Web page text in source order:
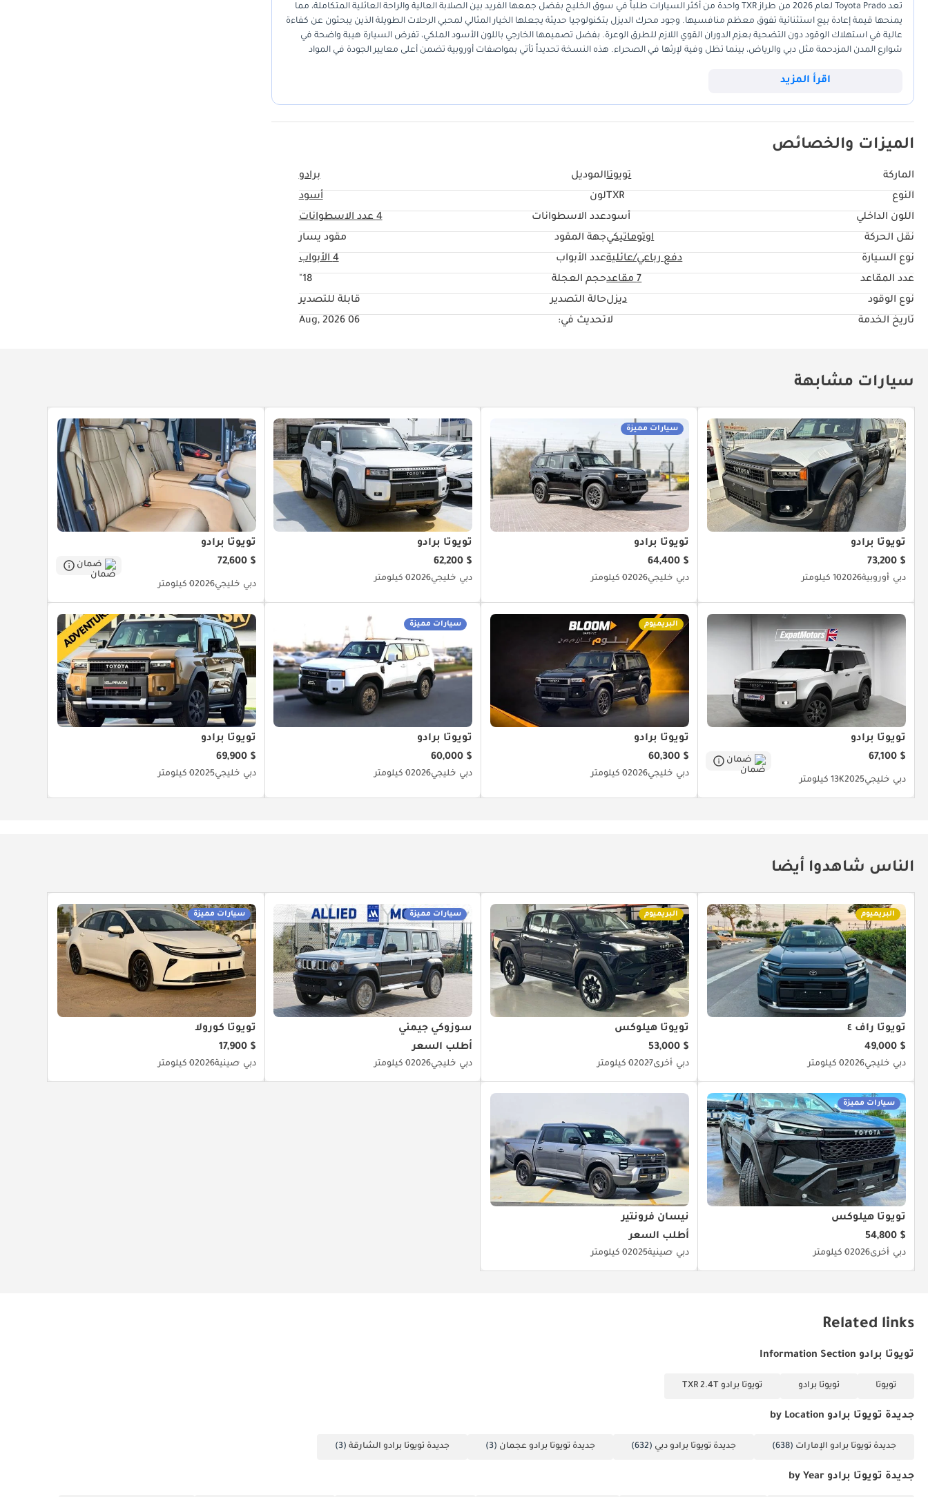
تعد Toyota Prado لعام 2026 من طراز TXR واحدة من أكثر السيارات طلباً في سوق الخليج بفضل جمعها الفريد بين الصلابة العالية والراحة العائلية المتكاملة، مما
يمنحها قيمة إعادة بيع استثنائية تفوق معظم منافسيها. وجود محرك الديزل بتكنولوجيا حديثة يجعلها الخيار المثالي لمحبي الرحلات الطويلة الذين يبحثون عن كفاءة
عالية في استهلاك الوقود دون التضحية بعزم الدوران القوي اللازم للطرق الوعرة. بفضل تصميمها الخارجي باللون الأسود الملكي، تفرض السيارة هيبة واضحة في
شوارع المدن المزدحمة مثل دبي والرياض، بينما تظل وفية لإرثها في الصحراء. هذه النسخة تحديداً تأتي بمواصفات أوروبية تضمن أعلى معايير الجودة في المواد
الكبرى التي تجعل التملك تجربة خالية من القلق لسنوات طويلة. إنها السيارة التي توازن ببراعة بين كونها مركبة عمل شاقة وسيارة فاخرة تتسع لجميع أفراد العائلة
اقرأ المزيد
الميزات والخصائص
الماركة تويوتاالموديل
برادو
النوع
TXR لون
أسود
اللون الداخلي
أسودعدد الاسطوانات 4عدد الاسطوانات
نقل الحركة
اوتوماتيكيجهة المقود
مقود يسار
نوع السيارة
دفع رباعي/عائليةعدد الأبواب
4 الأبواب
عدد المقاعد
7 مقاعد حجم العجلة
18"
نوع الوقود
ديزلحالة التصدير
قابلة للتصدير
تاريخ الخدمة
لاتحديث في: 06 Aug, 2026
سيارات مشابهة
تويوتا برادو
$ 73,200
دبي أوروبية202610 كيلومتر
سيارات مميزة
تويوتا برادو
$ 64,400
دبي خليجي20260 كيلومتر
تويوتا برادو
$ 62,200
دبي خليجي20260 كيلومتر
تويوتا برادو
$ 72,600
ضمان
دبي خليجي20260 كيلومتر
تويوتا برادو
$ 67,100
ضمان
دبي خليجي202513K كيلومتر
البريميوم
تويوتا برادو
$ 60,300
دبي خليجي20260 كيلومتر
سيارات مميزة
تويوتا برادو
$ 60,000
دبي خليجي20260 كيلومتر
تويوتا برادو
$ 69,900
دبي خليجي20250 كيلومتر
الناس شاهدوا أيضا
البريميوم
تويوتا راف ٤
$ 49,000
دبي خليجي20260 كيلومتر
البريميوم
تويوتا هيلوكس
$ 53,000
دبي أخرى20270 كيلومتر
سيارات مميزة
سوزوكي جيمني
أطلب السعر
دبي خليجي20260 كيلومتر
سيارات مميزة
تويوتا كورولا
$ 17,900
دبي صينية20260 كيلومتر
سيارات مميزة
تويوتا هيلوكس
$ 54,800
دبي أخرى20260 كيلومتر
نيسان فرونتير
أطلب السعر
دبي صينية20250 كيلومتر
Related links
تويوتا برادو Information Section
تويوتا تويوتا برادو تويوتا برادو TXR 2.4T
جديدة تويوتا برادو by Location
جديدة تويوتا برادو الإمارات (638) جديدة تويوتا برادو دبي (632) جديدة تويوتا برادو عجمان (3) جديدة تويوتا برادو الشارقة (3)
جديدة تويوتا برادو by Year